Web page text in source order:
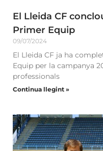
El Lleida CF
Primer Equip
09/07/2024
El Lleida CF ja ha
Equip per la campanya
professionals
Continua llegint »